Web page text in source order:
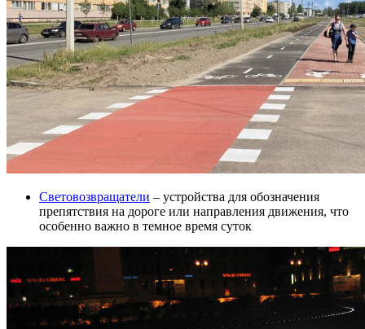
Световозвращатели – устройства для обозначения
препятствия на дороге или направления движения, что
особенно важно в темное время суток